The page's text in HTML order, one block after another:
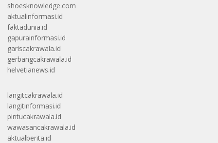
shoesknowledge.com
aktualinformasi.id
faktadunia.id
gapurainformasi.id
gariscakrawala.id
gerbangcakrawala.id
helvetianews.id
langitcakrawala.id
langitinformasi.id
pintucakrawala.id
wawasancakrawala.id
aktualberita.id